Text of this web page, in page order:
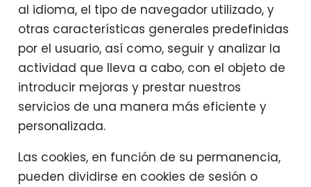
al idioma, el tipo de navegador utilizado, y
otras características generales predefinidas
por el usuario, así como, seguir y analizar la
actividad que lleva a cabo, con el objeto de
introducir mejoras y prestar nuestros
servicios de una manera más eficiente y
personalizada.
Las cookies, en función de su permanencia,
pueden dividirse en cookies de sesión o